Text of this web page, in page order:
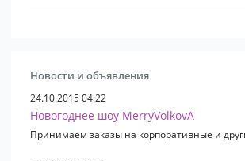
Новости и объявления
24.10.2015 04:22
Новогоднее шоу MerryVolkovA
Принимаем заказы на корпоративные и